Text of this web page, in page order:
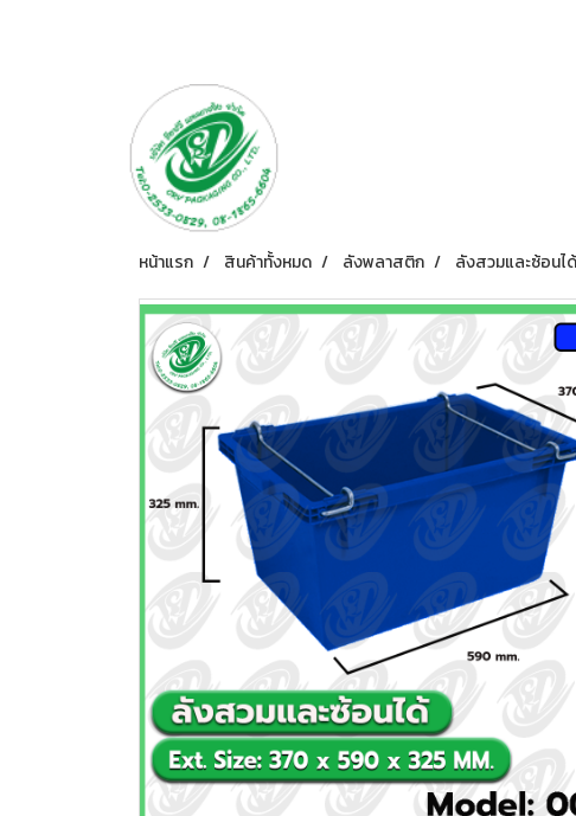
หน้าแรก สินค้าทั้งหมด ลังพลาสติก ลังสวมและซ้อนได้